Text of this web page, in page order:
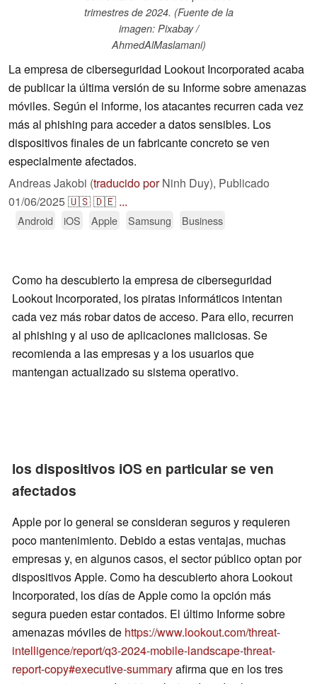
trimestres de 2024. (Fuente de la
imagen: Pixabay /
AhmedAlMaslamani)
La empresa de ciberseguridad Lookout Incorporated acaba
de publicar la última versión de su Informe sobre amenazas
móviles. Según el informe, los atacantes recurren cada vez
más al phishing para acceder a datos sensibles. Los
dispositivos finales de un fabricante concreto se ven
especialmente afectados.
Andreas Jakobi (traducido porNinh Duy), Publicado
01/06/2025🇺🇸🇩🇪 ...
Android iOS Apple Samsung Business
Como ha descubierto la empresa de ciberseguridad
Lookout Incorporated, los piratas informáticos intentan
cada vez más robar datos de acceso. Para ello, recurren
al phishing y al uso de aplicaciones maliciosas. Se
recomienda a las empresas y a los usuarios que
mantengan actualizado su sistema operativo.
los dispositivos iOS en particular se ven
afectados
Apple por lo general se consideran seguros y requieren
poco mantenimiento. Debido a estas ventajas, muchas
empresas y, en algunos casos, el sector público optan por
dispositivos Apple. Como ha descubierto ahora Lookout
Incorporated, los días de Apple como la opción más
segura pueden estar contados. El último Informe sobre
amenazas móviles de https://www.lookout.com/threat-
intelligence/report/q3-2024-mobile-landscape-threat-
report-copy#executive-summaryafirma que en los tres